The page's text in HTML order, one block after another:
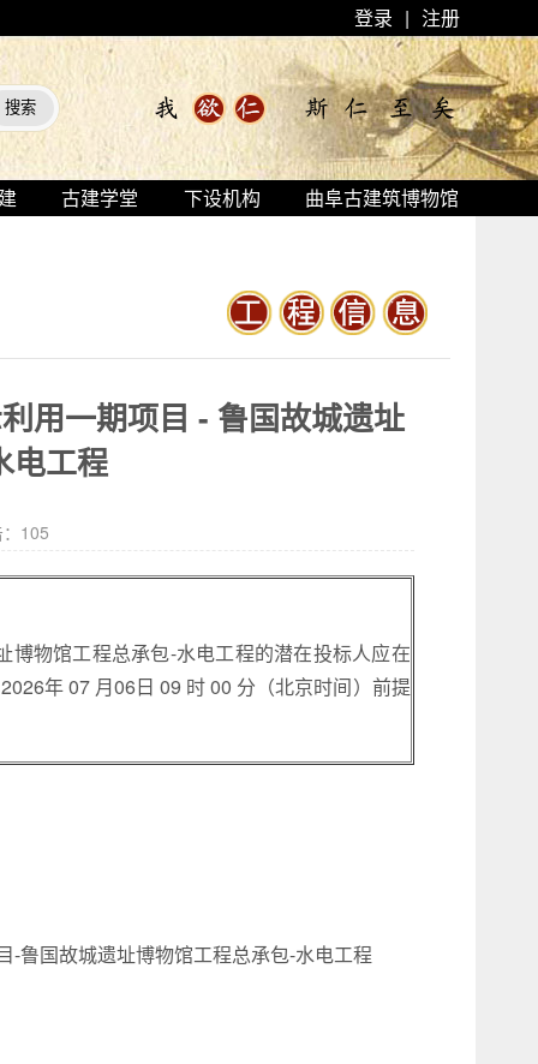
登录 | 注册
古建学堂 下设机构 曲阜古建筑博物馆
用一期项目 - 鲁国故城遗址
电工程
105
物馆工程总承包-水电工程的潜在投标人应在
年 07 月06日 09 时 00 分（北京时间）前提
鲁国故城遗址博物馆工程总承包-水电工程